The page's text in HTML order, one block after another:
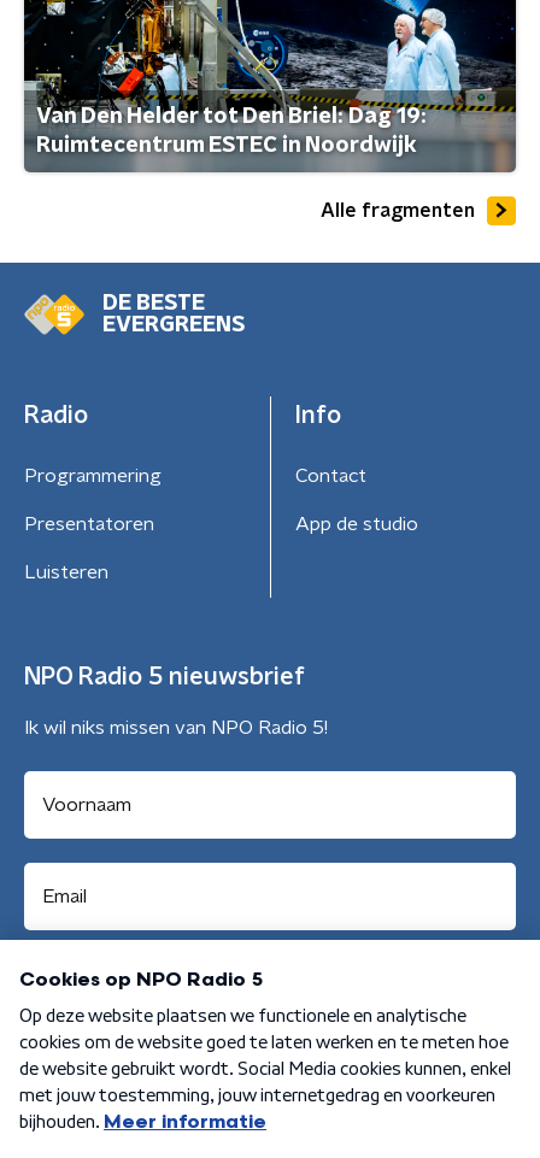
Van Den Helder tot Den Briel: Dag 19:
Ruimtecentrum ESTEC in Noordwijk
Alle fragmenten
DE BESTE
EVERGREENS
Radio
Programmering
Presentatoren
Luisteren
Info
Contact
App de studio
NPO Radio 5 nieuwsbrief
Ik wil niks missen van NPO Radio 5!
Aanmelden
Algemene voorwaarden Privacybeleid